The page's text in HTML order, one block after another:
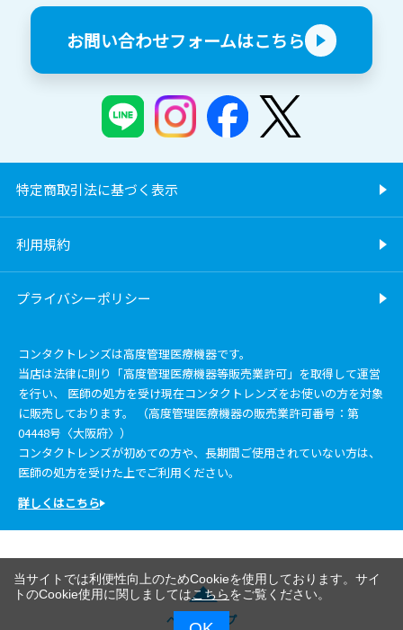
お問い合わせフォームはこちら
特定商取引法に基づく表示
利用規約
プライバシーポリシー
コンタクトレンズは高度管理医療機器です。
当店は法律に則り「高度管理医療機器等販売業許可」を取得して運営
を行い、 医師の処方を受け現在コンタクトレンズをお使いの方を対象
に販売しております。 （高度管理医療機器の販売業許可番号：第
04448号〈大阪府〉）
コンタクトレンズが初めての方や、長期間ご使用されていない方は、
医師の処方を受けた上でご利用ください。
詳しくはこちら
ページトップ
当サイトでは利便性向上のためCookieを使用しております。サイ
トのCookie使用に関しましてはこちらをご覧ください。